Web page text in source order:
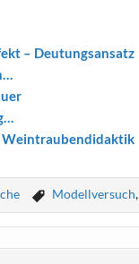
– Deutungsansatz
Weintraubendidaktik
Modellversuch,